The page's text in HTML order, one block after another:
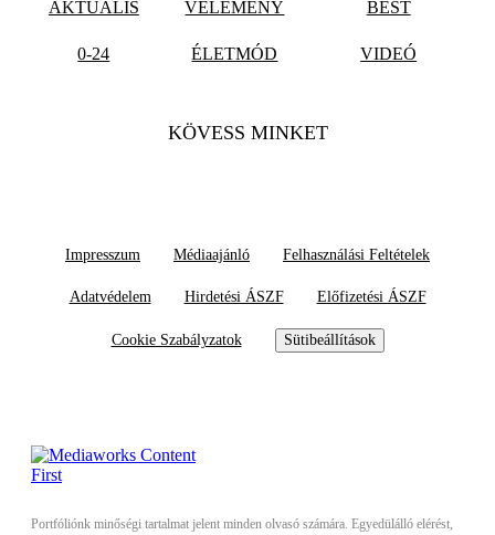
AKTUÁLIS VÉLEMÉNY BEST
0-24 ÉLETMÓD VIDEÓ
KÖVESS MINKET
Impresszum Médiaajánló Felhasználási Feltételek
Adatvédelem Hirdetési ÁSZF Előfizetési ÁSZF
Cookie Szabályzatok Sütibeállítások
Portfóliónk minőségi tartalmat jelent minden olvasó számára. Egyedülálló elérést,